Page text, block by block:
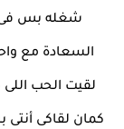
شغله بس فى
السعادة مع
لقيت الحب
كمان لقاكى